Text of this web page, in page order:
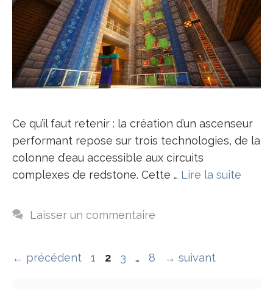
Ce qu’il faut retenir : la création d’un ascenseur
performant repose sur trois technologies, de la
colonne d’eau accessible aux circuits
complexes de redstone. Cette … Lire la suite
Laisser un commentaire
← précédent Page
1 Page
2 Page
3 … Page
8 → suivant